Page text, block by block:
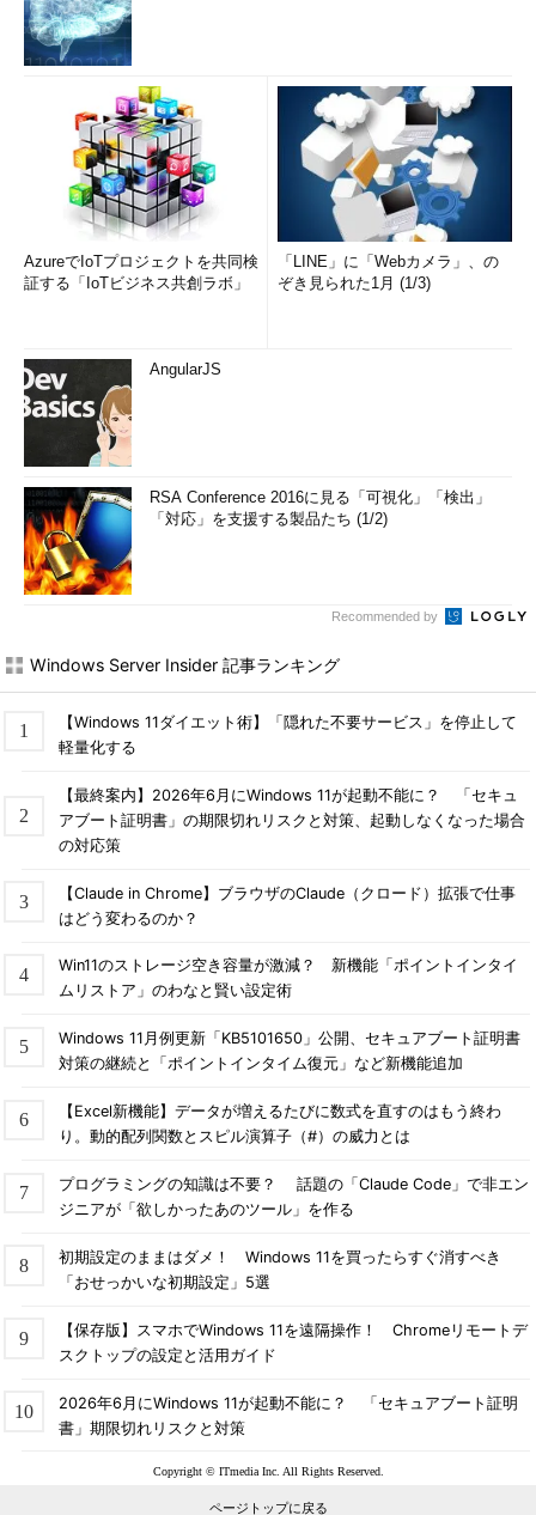
各社のアップグレード対応状況
以下では、各社のハードウェア／ソフトウェア／サービスの
Windows 10対応を一覧表で記している。リンク先をクリックす
ると、各社の対応状況（アップグレード対象製品やアップグレー
ド時の注意点など）が記載されたページにジャンプする。今後も
更新して、分野とベンダーを拡充していく。
ノートPC、デスクトップPC、タブレットPC
プリンタ
周辺機器全般
ウイルス対策ソフトウェア
ソフトウェア全般
銀行のオンラインサービス
●ノートPC、デスクトップPC、タブレットPC
ベンダー名 対象製品の分類
Boot Camp を使って Mac で
ASUS
－ Windows 10 MDA特設サイト
LaVie、VALUESTARシリーズ
Windows 10サポートのご案内
NEC
Mate、VersaProシリーズ
順
VAIO
－
Windows 10情報
ト技術情報
サードウェー
ラ）
Diginnosシリーズ
ソニー －
デル
－
Windows 10へのアップグレー
ド
報
日本エイサー
－
Windows 10 対象機種
ド
ソフト
プグレードする
パナソニック
－
富士通
ESPRIMO、LIFEBOOK、
ARROWS Tab、STYLISTICシ
Windows 10アップグレード情
マウスコンピ
ューター
－
Windows 10 無償アップグレー
WINDOWS 10 アップグレード
AzureでIoTプロジェクトを共同検
証する「IoTビジネス共創ラボ」
「LINE」に「Webカメラ」、の
ぞき見られた1月 (1/3)
AngularJS
RSA Conference 2016に見る「可視化」「検出」
「対応」を支援する製品たち (1/2)
Recommended by
Windows Server Insider 記事ランキング
【Windows 11ダイエット術】「隠れた不要サービス」を停止して
軽量化する
【最終案内】2026年6月にWindows 11が起動不能に？ 「セキュ
アブート証明書」の期限切れリスクと対策、起動しなくなった場合
の対応策
【Claude in Chrome】ブラウザのClaude（クロード）拡張で仕事
はどう変わるのか？
Win11のストレージ空き容量が激減？ 新機能「ポイントインタイ
ムリストア」のわなと賢い設定術
Windows 11月例更新「KB5101650」公開、セキュアブート証明書
対策の継続と「ポイントインタイム復元」など新機能追加
【Excel新機能】データが増えるたびに数式を直すのはもう終わ
り。動的配列関数とスピル演算子（#）の威力とは
プログラミングの知識は不要？ 話題の「Claude Code」で非エン
ジニアが「欲しかったあのツール」を作る
初期設定のままはダメ！ Windows 11を買ったらすぐ消すべき
「おせっかいな初期設定」5選
【保存版】スマホでWindows 11を遠隔操作！ Chromeリモートデ
スクトップの設定と活用ガイド
2026年6月にWindows 11が起動不能に？ 「セキュアブート証明
書」期限切れリスクと対策
Copyright © ITmedia Inc. All Rights Reserved.
ページトップに戻る